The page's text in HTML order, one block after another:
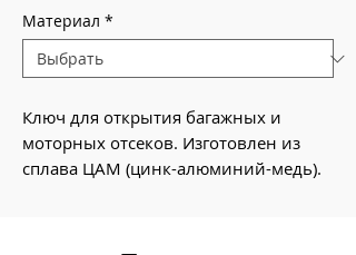
Материал *
Ключ для открытия багажных и
моторных отсеков. Изготовлен из
сплава ЦАМ (цинк-алюминий-медь).